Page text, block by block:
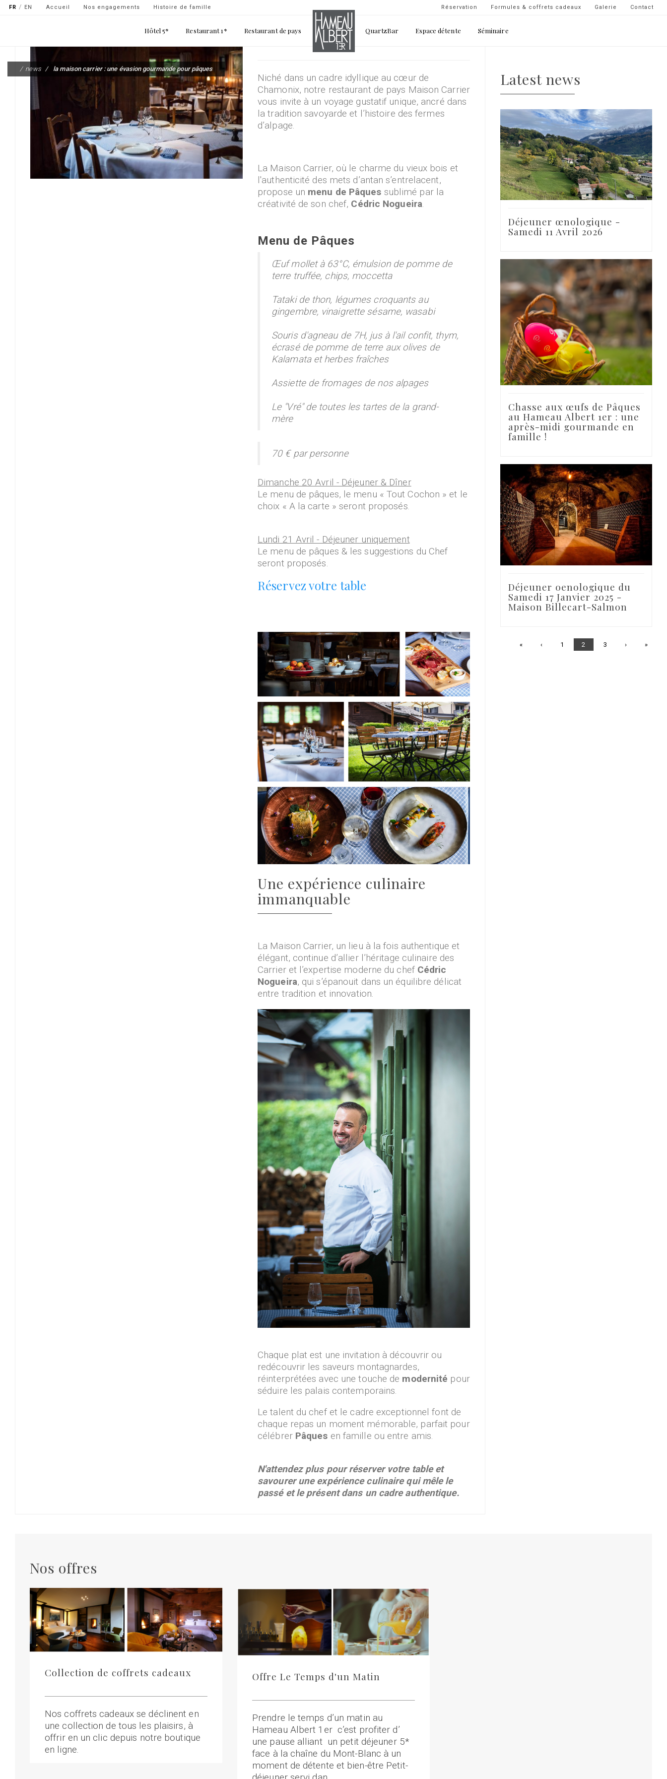
contenu
FR EN
Navigation
top
gauche
Accueil Nos engagements Histoire de famille
Navigation
-
Formules & coffrets cadeaux Galerie Contact
Réservation
navigation
Hôtel 5* Restaurant 1* Restaurant de pays QuartzBar Espace détente Séminaire
news la maison carrier : une évasion gourmande pour pâques
mer 09/04/2025 - 13:15
Niché dans un cadre idyllique au cœur de
Chamonix, notre restaurant de pays Maison Carrier
vous invite à un voyage gustatif unique, ancré dans
la tradition savoyarde et l’histoire des fermes
d’alpage.
La Maison Carrier, où le charme du vieux bois et
l'authenticité des mets d’antan s’entrelacent,
propose un menu de Pâques sublimé par la
créativité de son chef, Cédric Nogueira.
Menu de Pâques
Œuf mollet à 63°C, émulsion de pomme de
terre truffée, chips, moccetta
Tataki de thon, légumes croquants au
gingembre, vinaigrette sésame, wasabi
Souris d'agneau de 7H, jus à l'ail confit, thym,
écrasé de pomme de terre aux olives de
Kalamata et herbes fraîches
Assiette de fromages de nos alpages
Le "Vré" de toutes les tartes de la grand-
mère
70 € par personne
Dimanche 20 Avril - Déjeuner & Dîner
Le menu de pâques, le menu « Tout Cochon » et le
choix « A la carte » seront proposés.
Lundi 21 Avril - Déjeuner uniquement
Le menu de pâques & les suggestions du Chef
seront proposés.
Réservez votre table
Une expérience culinaire
immanquable
La Maison Carrier, un lieu à la fois authentique et
élégant, continue d’allier l’héritage culinaire des
Carrier et l’expertise moderne du chef Cédric
Nogueira, qui s’épanouit dans un équilibre délicat
entre tradition et innovation.
Chaque plat est une invitation à découvrir ou
redécouvrir les saveurs montagnardes,
réinterprétées avec une touche de modernité pour
séduire les palais contemporains.
Le talent du chef et le cadre exceptionnel font de
chaque repas un moment mémorable, parfait pour
célébrer Pâques en famille ou entre amis.
N'attendez plus pour réserver votre table et
savourer une expérience culinaire qui mêle le
passé et le présent dans un cadre authentique.
Latest news
Déjeuner œnologique -
Samedi 11 Avril 2026
Chasse aux œufs de Pâques
au Hameau Albert 1er : une
après-midi gourmande en
famille !
Déjeuner oenologique du
Samedi 17 Janvier 2025 -
Maison Billecart-Salmon
Première
«
Page
‹ Page
1
Page
2 Page
3
Page
› »
Nos offres
Collection de coffrets cadeaux
Nos coffrets cadeaux se déclinent en
une collection de tous les plaisirs, à
offrir en un clic depuis notre boutique
en ligne.
Offre Le Temps d'un Matin
Prendre le temps d’un matin au
Hameau Albert 1er c’est profiter d’
une pause alliant un petit déjeuner 5*
face à la chaîne du Mont-Blanc à un
moment de détente et bien-être Petit-